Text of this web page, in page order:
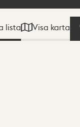
lista Visa karta